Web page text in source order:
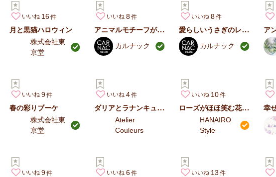
いいね 16
月と黒猫ハロウィン
株式会社東
京堂
いいね 8
アニマルモチーフが可愛いレジンポット
カルナック
いいね 8
愛らしいうさぎのレジンポット
カルナック
いいね 9
春の彩りブーケ
株式会社東
京堂
いいね 4
ダリアとラナンキュラスのコンポジション
Atelier
Couleurs
いいね 10
ローズがほほ笑む花の村
HANAIRO
Style
いいね 9 いいね 6
いいね 13